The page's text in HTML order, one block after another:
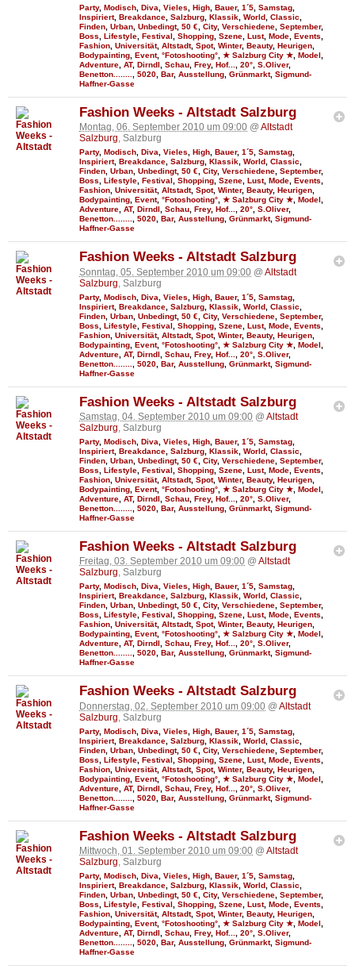
Party, Modisch Diva Vieles High Bauer, 1´5 Samstag
Inspiriert, Breakdance Salzburg Klassik World Classic
Finden Urban Unbedingt, 50 € City, Verschiedene September,
Boss
Lifestyle Festival Shopping Szene Lust, Mode Events
Fashion Universität, Altstadt, Spot, Winter, Beauty, Heurigen
Bodypainting Event, °Fotoshooting° ★ Salzburg City ★ Model
Adventure AT, Dirndl Schau Frey, Hof... 20° S.Oliver,
Benetton........
5020 Bar, Ausstellung Grünmarkt, Sigmund-
Haffner-Gasse
Fashion Weeks - Altstadt Salzburg
Montag, 06. September 2010 um 09:00 @ Altstadt
Salzburg, Salzburg
Party, Modisch, Diva, Vieles, High, Bauer, 1´5, Samstag,
Inspiriert, Breakdance, Salzburg, Klassik, World, Classic,
Finden, Urban, Unbedingt, 50 €, City, Verschiedene, September,
Boss, Lifestyle, Festival, Shopping, Szene, Lust, Mode, Events,
Fashion, Universität, Altstadt, Spot, Winter, Beauty, Heurigen,
Bodypainting, Event, °Fotoshooting°, ★ Salzburg City ★, Model,
Adventure, AT, Dirndl, Schau, Frey, Hof..., 20°, S.Oliver,
Benetton........, 5020, Bar, Ausstellung, Grünmarkt, Sigmund-
Haffner-Gasse
Fashion Weeks - Altstadt Salzburg
Sonntag, 05. September 2010 um 09:00 @ Altstadt
Salzburg , Salzburg
Party, Modisch Diva Vieles High Bauer, 1´5 Samstag
Inspiriert, Breakdance Salzburg Klassik World Classic
Finden Urban Unbedingt, 50 € City, Verschiedene September,
Boss
Lifestyle Festival Shopping Szene Lust, Mode Events
Fashion Universität, Altstadt, Spot, Winter, Beauty, Heurigen
Bodypainting Event, °Fotoshooting° ★ Salzburg City ★ Model
Adventure AT, Dirndl Schau Frey, Hof... 20° S.Oliver,
Benetton........
5020 Bar, Ausstellung Grünmarkt, Sigmund-
Haffner-Gasse
Fashion Weeks - Altstadt Salzburg
Samstag, 04. September 2010 um 09:00 @ Altstadt
Salzburg, Salzburg
Party, Modisch Diva Vieles High Bauer, 1´5 Samstag
Inspiriert, Breakdance Salzburg Klassik World Classic
Finden Urban Unbedingt, 50 € City, Verschiedene September,
Boss
Lifestyle Festival Shopping Szene Lust, Mode Events
Fashion Universität, Altstadt, Spot, Winter, Beauty, Heurigen
Bodypainting Event, °Fotoshooting° ★ Salzburg City ★ Model
Adventure AT, Dirndl Schau Frey, Hof... 20° S.Oliver,
Benetton........
5020 Bar, Ausstellung Grünmarkt, Sigmund-
Haffner-Gasse
Fashion Weeks - Altstadt Salzburg
Freitag, 03. September 2010 um 09:00 @ Altstadt
Salzburg, Salzburg
Party, Modisch, Diva, Vieles, High, Bauer, 1´5, Samstag,
Inspiriert, Breakdance, Salzburg, Klassik, World, Classic,
Finden, Urban, Unbedingt, 50 €, City, Verschiedene, September,
Boss, Lifestyle, Festival , Shopping, Szene, Lust, Mode, Events,
Fashion, Universität, Altstadt, Spot, Winter, Beauty, Heurigen,
Bodypainting, Event, °Fotoshooting°, ★ Salzburg City ★, Model ,
Adventure, AT, Dirndl , Schau, Frey, Hof..., 20°, S.Oliver,
Benetton........, 5020, Bar, Ausstellung, Grünmarkt, Sigmund-
Haffner-Gasse
Fashion Weeks - Altstadt Salzburg
Donnerstag, 02. September 2010 um 09:00 @ Altstadt
Salzburg , Salzburg
Party, Modisch Diva Vieles High Bauer, 1´5 Samstag
Inspiriert, Breakdance Salzburg Klassik World Classic
Finden Urban Unbedingt, 50 € City, Verschiedene September,
Boss
Lifestyle Festival Shopping Szene Lust, Mode Events
Fashion Universität, Altstadt, Spot, Winter, Beauty, Heurigen
Bodypainting Event, °Fotoshooting° ★ Salzburg City ★ Model
Adventure AT, Dirndl Schau Frey, Hof... 20° S.Oliver,
Benetton........
5020 Bar, Ausstellung Grünmarkt, Sigmund-
Haffner-Gasse
Fashion Weeks - Altstadt Salzburg
Mittwoch, 01. September 2010 um 09:00 @ Altstadt
Salzburg, Salzburg
Party, Modisch Diva Vieles High Bauer, 1´5 Samstag
Inspiriert, Breakdance Salzburg Klassik World Classic
Finden Urban Unbedingt, 50 € City, Verschiedene September,
Boss
Lifestyle Festival Shopping Szene Lust, Mode Events
Fashion Universität, Altstadt, Spot, Winter, Beauty, Heurigen
Bodypainting Event, °Fotoshooting° ★ Salzburg City ★ Model
Adventure AT, Dirndl Schau Frey, Hof... 20° S.Oliver,
Benetton........
5020 Bar, Ausstellung Grünmarkt, Sigmund-
Haffner-Gasse